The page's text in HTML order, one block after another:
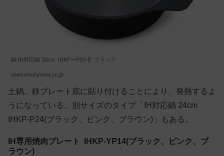
鍋 IH対応鍋 20cm IHKPーP20-B ブラック
www.irisohyama.co.jp
土鍋。鉄プレート底に貼り付けることにより、発熱するよ
うになっている。別サイズのタイプ「IH対応鍋 24cm
IHKP-P24(ブラック、ピンク、ブラウン)」もある。
IH専用焼肉プレート IHKP-YP14(ブラック、ピンク、ブ
ラウン)